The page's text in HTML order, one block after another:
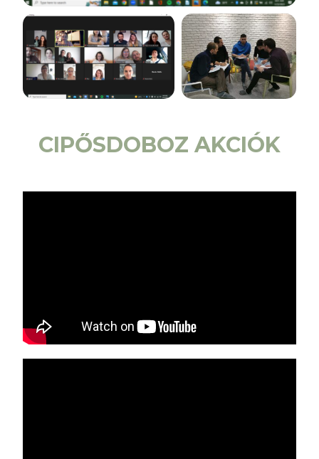
CIPŐSDOBOZ AKCIÓK